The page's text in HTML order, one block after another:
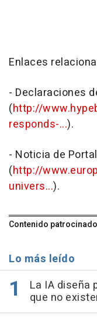
Enlaces
- Declaraciones
(http://
responds-...).
- Noticia de
(http://
univers...).
Contenido patrocinado
Lo más leído
La IA diseña
que no